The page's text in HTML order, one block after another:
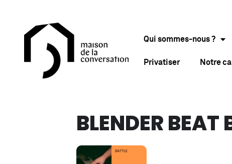
Qui sommes-nous ?
Privatiser Notre
BLENDER BEAT